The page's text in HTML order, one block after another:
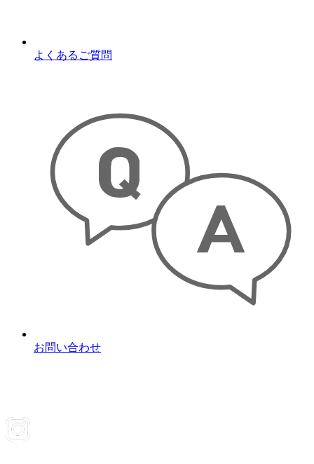
よくあるご質問
お問い合わせ